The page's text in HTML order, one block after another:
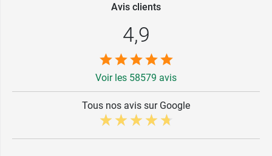
Avis clients
4,9
Voir les 58579 avis
Tous nos avis sur Google